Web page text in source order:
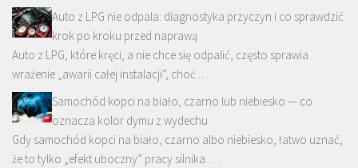
Auto z LPG nie odpala: diagnostyka przyczyn i co sprawdzić
krok po kroku przed naprawą
Auto z LPG, które kręci, a nie chce się odpalić, często sprawia
wrażenie „awarii całej instalacji”, choć …
Samochód kopci na biało, czarno lub niebiesko — co
oznacza kolor dymu z wydechu
Gdy samochód kopci na biało, czarno albo niebiesko, łatwo uznać,
że to tylko „efekt uboczny” pracy silnika. …